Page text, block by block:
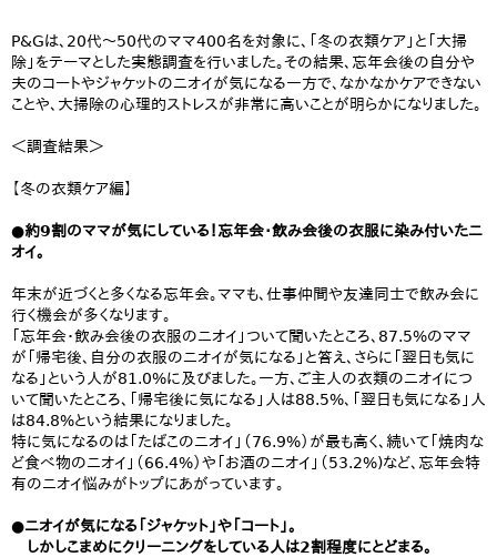
P&Gは、20代～50代のママ400名を対象に、「冬の衣類ケア」と「大掃
除」をテーマとした実態調査を行いました。その結果、忘年会後の自分や
夫のコートやジャケットのニオイが気になる一方で、なかなかケアできない
ことや、大掃除の心理的ストレスが非常に高いことが明らかになりました。
＜調査結果＞
【冬の衣類ケア編】
●約9割のママが気にしている！忘年会・飲み会後の衣服に染み付いたニ
オイ。
年末が近づくと多くなる忘年会。ママも、仕事仲間や友達同士で飲み会に
行く機会が多くなります。
「忘年会・飲み会後の衣服のニオイ」ついて聞いたところ、87.5%のママ
が「帰宅後、自分の衣服のニオイが気になる」と答え、さらに「翌日も気に
なる」という人が81.0%に及びました。一方、ご主人の衣類のニオイにつ
いて聞いたところ、「帰宅後に気になる」人は88.5%、「翌日も気になる」人
は84.8%という結果になりました。
特に気になるのは「たばこのニオイ」（76.9%）が最も高く、続いて「焼肉な
ど食べ物のニオイ」（66.4%）や「お酒のニオイ」（53.2%)など、忘年会特
有のニオイ悩みがトップにあがっています。
●ニオイが気になる「ジャケット」や「コート」。
しかしこまめにクリーニングをしている人は2割程度にとどまる。